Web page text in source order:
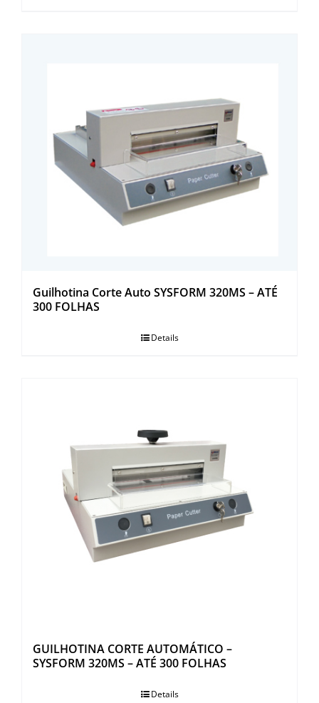
Guilhotina Corte Auto SYSFORM 320MS – ATÉ
300 FOLHAS
Details
GUILHOTINA CORTE AUTOMÁTICO –
SYSFORM 320MS – ATÉ 300 FOLHAS
Details